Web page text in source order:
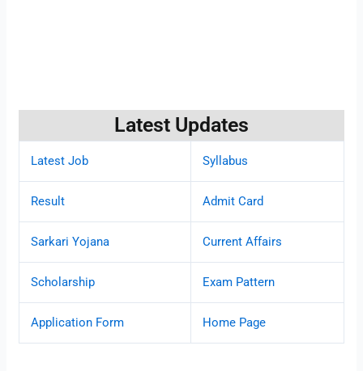
Latest Updates
Latest Job Syllabus
Result Admit Card
Sarkari Yojana Current Affairs
Scholarship Exam Pattern
Application Form Home Page